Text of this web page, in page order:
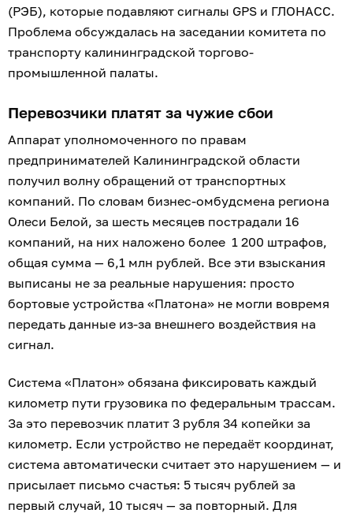
(РЭБ), которые подавляют сигналы GPS и ГЛОНАСС.
Проблема обсуждалась на заседании комитета по
транспорту калининградской торгово-
промышленной палаты.
Перевозчики платят за чужие сбои
Аппарат уполномоченного по правам
предпринимателей Калининградской области
получил волну обращений от транспортных
компаний. По словам бизнес-омбудсмена региона
Олеси Белой, за шесть месяцев пострадали 16
компаний, на них наложено более 1 200 штрафов,
общая сумма — 6,1 млн рублей. Все эти взыскания
выписаны не за реальные нарушения: просто
бортовые устройства «Платона» не могли вовремя
передать данные из-за внешнего воздействия на
сигнал.
Система «Платон» обязана фиксировать каждый
километр пути грузовика по федеральным трассам.
За это перевозчик платит 3 рубля 34 копейки за
километр. Если устройство не передаёт координат,
система автоматически считает это нарушением — и
присылает письмо счастья: 5 тысяч рублей за
первый случай, 10 тысяч — за повторный. Для